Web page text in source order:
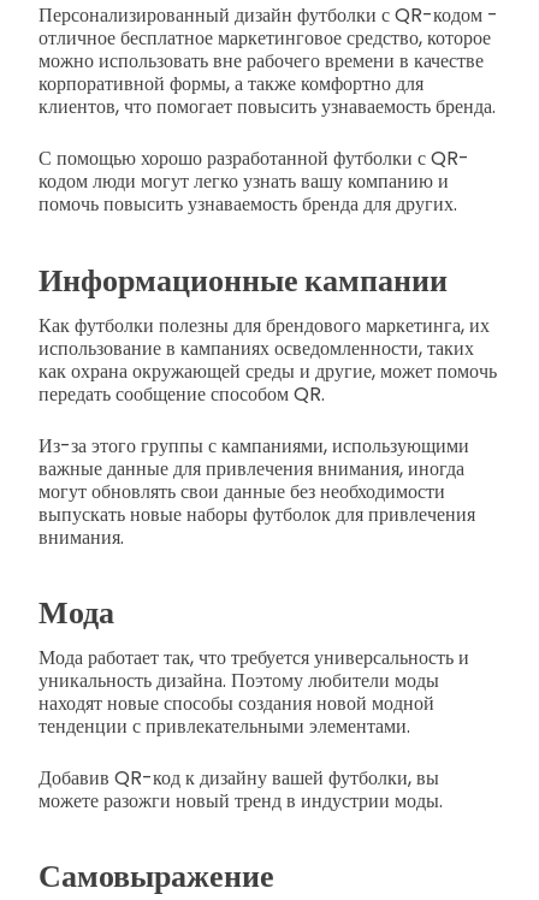
Персонализированный дизайн футболки с QR-кодом -
отличное бесплатное маркетинговое средство, которое
можно использовать вне рабочего времени в качестве
корпоративной формы, а также комфортно для
клиентов, что помогает повысить узнаваемость бренда.
С помощью хорошо разработанной футболки с QR-
кодом люди могут легко узнать вашу компанию и
помочь повысить узнаваемость бренда для других.
Информационные кампании
Как футболки полезны для брендового маркетинга, их
использование в кампаниях осведомленности, таких
как охрана окружающей среды и другие, может помочь
передать сообщение способом QR.
Из-за этого группы с кампаниями, использующими
важные данные для привлечения внимания, иногда
могут обновлять свои данные без необходимости
выпускать новые наборы футболок для привлечения
внимания.
Мода
Мода работает так, что требуется универсальность и
уникальность дизайна. Поэтому любители моды
находят новые способы создания новой модной
тенденции с привлекательными элементами.
Добавив QR-код к дизайну вашей футболки, вы
можете разожги новый тренд в индустрии моды.
Самовыражение